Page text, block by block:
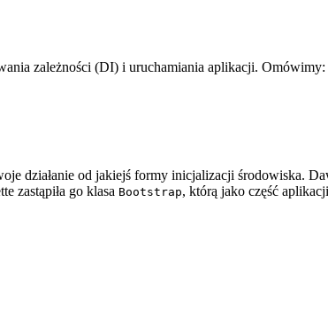
zależności (DI) i uruchamiania aplikacji. Omówimy:
działanie od jakiejś formy inicjalizacji środowiska.
zastąpiła go klasa Bootstrap, którą jako część